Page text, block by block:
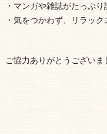
・マンガや雑誌がたっぷ
・気をつかわず、リラック
ご協力ありがとうございま